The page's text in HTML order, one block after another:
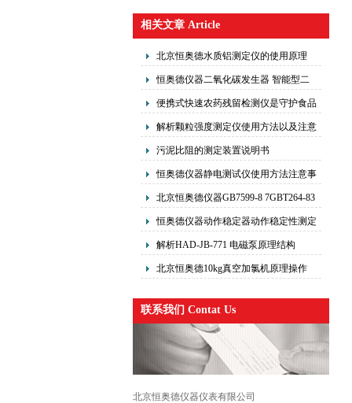
相关文章 Article
北京恒奥德水质铝测定仪的使用原理
恒奥德仪器二氧化碳发生器 智能型二
氧化碳气肥增施机操作使用
便携式快速农药残留检测仪是守护食品
安全的“轻骑兵”
解析颗粒强度测定仪使用方法以及注意
事项
污泥比阻的测定装置说明书
恒奥德仪器静电测试仪使用方法注意事
项
北京恒奥德仪器GB7599-8 7GBT264-83
全自动酸值测定仪使用说明书
恒奥德仪器动作稳定器动作稳定性测定
仪使用方法
解析HAD-JB-771 电磁泵原理结构
北京恒奥德10kg真空加氯机原理操作
联系我们 Contat Us
北京恒奥德仪器仪表有限公司